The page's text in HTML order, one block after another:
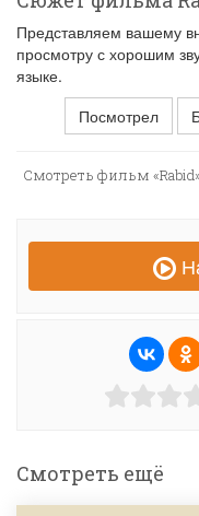
Представляем вашему
просмотру с хорошим
языке.
Посмотрел
Смотреть фильм
Смотреть ещё